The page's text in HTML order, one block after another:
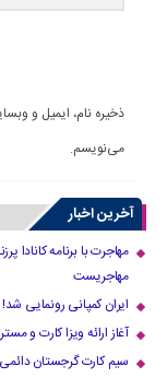
ذخیره نام، ایمیل و
می‌نویسم.
آخرین اخبار
مهاجرت با برنامه کانادا
مهاجریست
ایران کمپانی رونمایی شد!
آغاز ارائه ویزا کارت و مستر
سیم کارت گرجستان دائمی